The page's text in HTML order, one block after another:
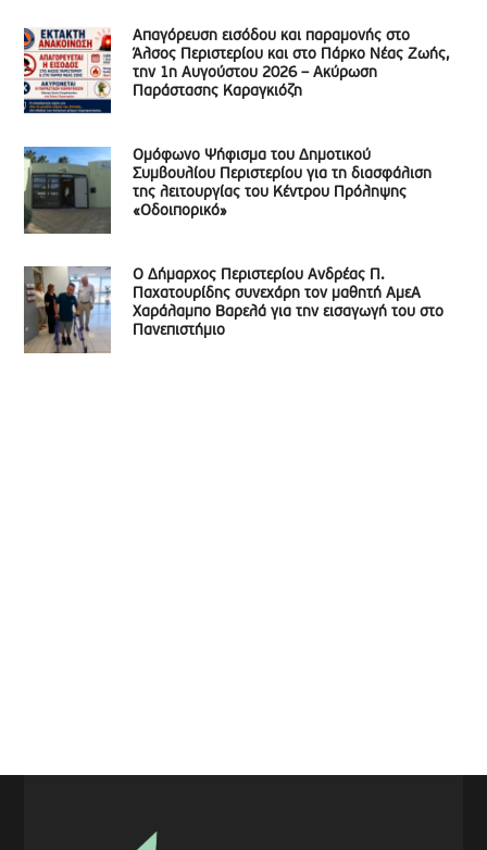
Απαγόρευση εισόδου και παραμονής στο
Άλσος Περιστερίου και στο Πάρκο Νέας Ζωής,
την 1η Αυγούστου 2026 – Ακύρωση
Παράστασης Καραγκιόζη
Ομόφωνο Ψήφισμα του Δημοτικού
Συμβουλίου Περιστερίου για τη διασφάλιση
της λειτουργίας του Κέντρου Πρόληψης
«Οδοιπορικό»
Ο Δήμαρχος Περιστερίου Ανδρέας Π.
Παχατουρίδης συνεχάρη τον μαθητή ΑμεΑ
Χαράλαμπο Βαρελά για την εισαγωγή του στο
Πανεπιστήμιο